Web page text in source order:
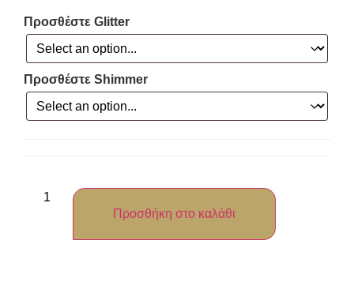
Προσθέστε Glitter
Προσθέστε Shimmer
Προσθήκη στο καλάθι